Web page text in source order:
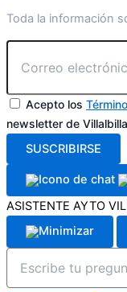
Toda la información
Acepto los
newsletter de
SUSCRIBIRSE
ASISTENTE AYTO